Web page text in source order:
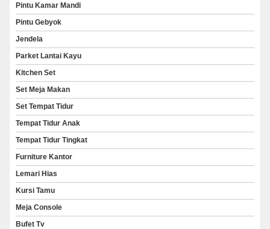
Pintu Kamar Mandi
Pintu Gebyok
Jendela
Parket Lantai Kayu
Kitchen Set
Set Meja Makan
Set Tempat Tidur
Tempat Tidur Anak
Tempat Tidur Tingkat
Furniture Kantor
Lemari Hias
Kursi Tamu
Meja Console
Bufet Tv